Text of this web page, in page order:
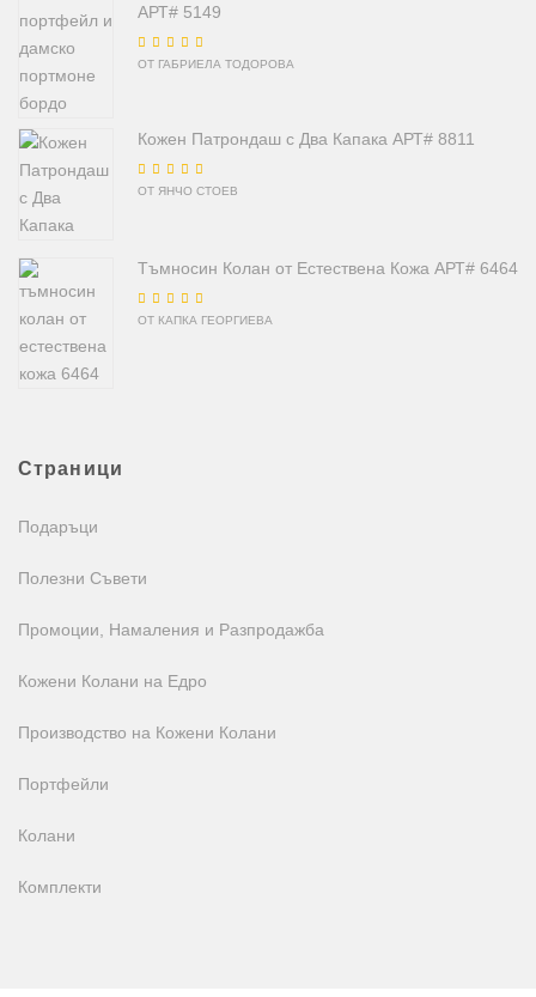
АРТ# 5149
Оценено на 5 от
ОТ ГАБРИЕЛА ТОДОРОВА
Кожен Патрондаш с Два Капака АРТ# 8811
Оценено на5 от
ОТ ЯНЧО СТОЕВ
Тъмносин Колан от Естествена Кожа АРТ# 6464
Оценено на5от
ОТ КАПКА ГЕОРГИЕВА
Страници
Подаръци
Полезни Съвети
Промоции, Намаления и Разпродажба
Кожени Колани на Едро
Производство на Кожени Колани
Портфейли
Колани
Комплекти